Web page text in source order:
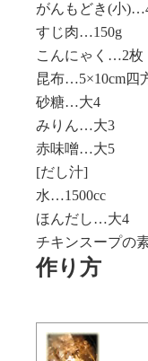
がんもどき(小
すじ肉…150g
こんにゃく…2枚
昆布…5×10cm四
砂糖…大4
みりん…大3
赤味噌…大5
[だし汁]
水…1500cc
ほんだし…大4
チキンスープの
作り方